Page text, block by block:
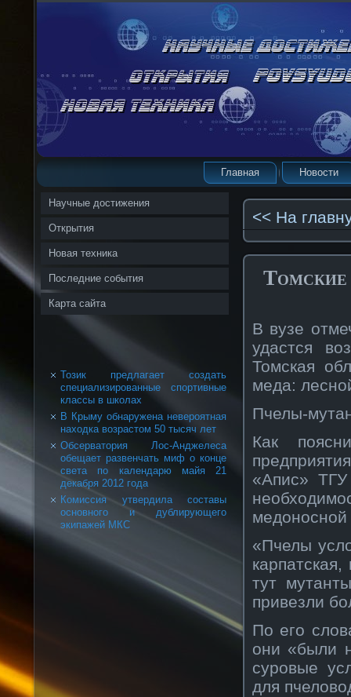
Главная Новости
Научные достижения
Открытия
Новая техника
Последние события
Карта сайта
Тозик предлагает создать
специализированные спортивные
классы в школах
В Крыму обнаружена невероятная
находка возрастом 50 тысяч лет
Обсерватория Лос-Анджелеса
обещает развенчать миф о конце
света по календарю майя 21
декабря 2012 года
Комиссия утвердила составы
основного и дублирующего
экипажей МКС
<< На
Томские
В вузе
удастся
Томская
меда:
Пчелы-
Как
«Апис»
«Пчелы
тут
привезли
По его
они «были
суровые
для